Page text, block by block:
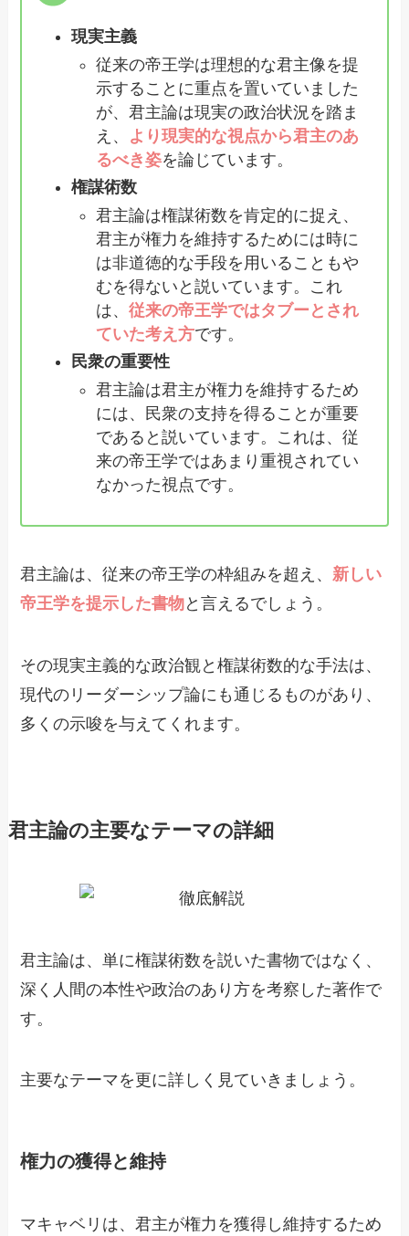
現実主義
従来の帝王学は理想的な君主像を提
示することに重点を置いていました
が、君主論は現実の政治状況を踏ま
え、 より現実的な視点から君主のあ
るべき姿を論じています。
権謀術数
君主論は権謀術数を肯定的に捉え、
君主が権力を維持するためには時に
は非道徳的な手段を用いることもや
むを得ないと説いています。これ
は、従来の帝王学ではタブーとされ
ていた考え方です。
民衆の重要性
君主論は君主が権力を維持するため
には、民衆の支持を得ることが重要
であると説いています。これは、従
来の帝王学ではあまり重視されてい
なかった視点です。
君主論は、従来の帝王学の枠組みを超え、 新しい
帝王学を提示した書物と言えるでしょう。
その現実主義的な政治観と権謀術数的な手法は、
現代のリーダーシップ論にも通じるものがあり、
多くの示唆を与えてくれます。
君主論の主要なテーマの詳細
君主論は、単に権謀術数を説いた書物ではなく、
深く人間の本性や政治のあり方を考察した著作で
す。
主要なテーマを更に詳しく見ていきましょう。
権力の獲得と維持
マキャベリは、君主が権力を獲得し維持するため